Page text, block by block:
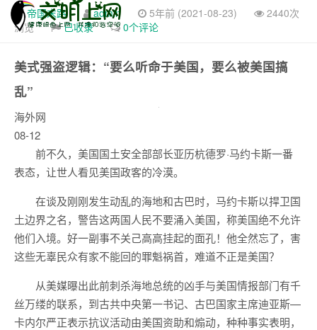
帝国末路 admin 5年前 (2021-08-23)
2440次
浏览
已收录 0个评论
美式强盗逻辑：“要么听命于美国，要么被美国搞
乱”
海外网
08-12
前不久，美国国土安全部部长亚历杭德罗·马约卡斯一番
表态，让世人看见美国政客的冷漠。
在谈及刚刚发生动乱的海地和古巴时，马约卡斯以捍卫国
土边界之名，警告这两国人民不要涌入美国，称美国绝不允许
他们入境。好一副事不关己高高挂起的面孔！他全然忘了，害
这些无辜民众有家不能回的罪魁祸首，难道不正是美国？
从美媒曝出此前刺杀海地总统的凶手与美国情报部门有千
丝万缕的联系，到古共中央第一书记、古巴国家主席迪亚斯—
卡内尔严正表示抗议活动由美国资助和煽动，种种事实表明，